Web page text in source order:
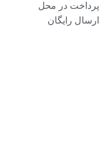
پرداخت در محل
ارسال رایگان